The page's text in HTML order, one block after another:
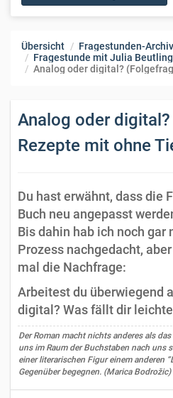
Übersicht
Fragestunden-Archiv
Fragestunde mit Julia Beutling
Analog oder digital? (Folgefrage
Analog oder
Rezepte mit ohne
Du hast erwähnt, dass die
Buch neu angepasst
Bis dahin hab ich noch gar
Prozess nachgedacht,
mal die Nachfrage:
Arbeitest du überwiegend
digital? Was fällt dir
Der Roman macht nichts anderes als
uns im Raum der Buchstaben nach uns
einer literarischen Figur einem anderen
Gegenüber begegnen. (Marica Bodrožic)